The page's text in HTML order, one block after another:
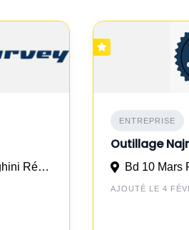
Rue Abderrahmane Serghini Rés Rawiya 2éme Etag Appt N°6, en face gare de Mohammedia
ENTREPRISE
Outillage
AJOUTÉ LE 4